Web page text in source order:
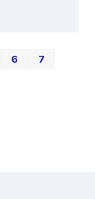
6
7